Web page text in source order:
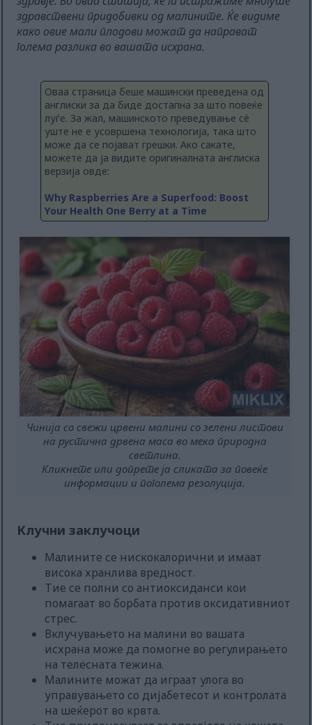
здравствени придобивки од малините. Ќе видиме
како овие мали плодови можат да направат
голема разлика во вашата исхрана.
Оваа страница беше машински преведена од
англиски за да биде достапна за што повеќе
луѓе. За жал, машинското преведување сè
уште не е усовршена технологија, така што
може да се појават грешки. Ако сакате,
можете да ја видите оригиналната англиска
верзија овде:
Why Raspberries Are a Superfood: Boost
Your Health One Berry at a Time
Чинија со свежи црвени малини со зелени листови
на рустична дрвена маса во мека природна
светлина.
Кликнете или допрете ја сликата за повеќе
информации и поголема резолуција.
Клучни заклучоци
Малините се нискокалорични и имаат
висока хранлива вредност.
Тие се полни со антиоксиданси кои
помагаат во борбата против оксидативниот
стрес.
Вклучувањето на малини во вашата
исхрана може да помогне во регулирањето
на телесната тежина.
Малините можат да играат улога во
управувањето со дијабетесот и контролата
на шеќерот во крвта.